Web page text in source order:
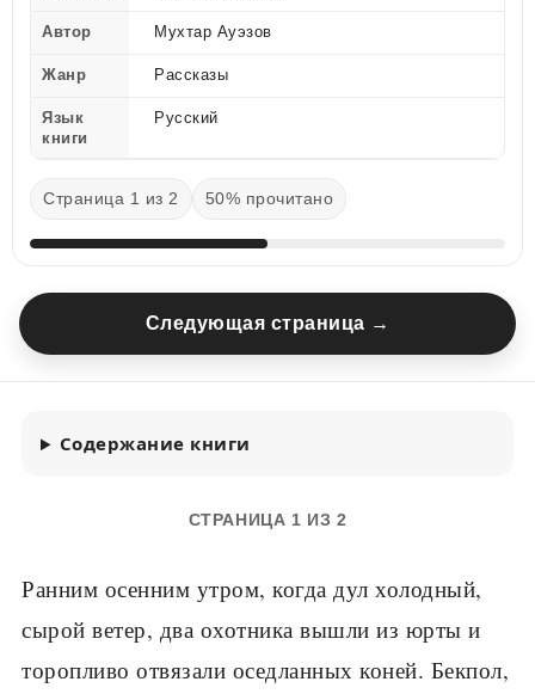
Автор Мухтар Ауэзов
Жанр Рассказы
Язык
книги
Русский
Страница 1 из 2 50% прочитано
Следующая страница →
Содержание книги
СТРАНИЦА 1 ИЗ 2
Ранним осенним утром, когда дул холодный,
сырой ветер, два охотника вышли из юрты и
торопливо отвязали оседланных коней. Бекпол,